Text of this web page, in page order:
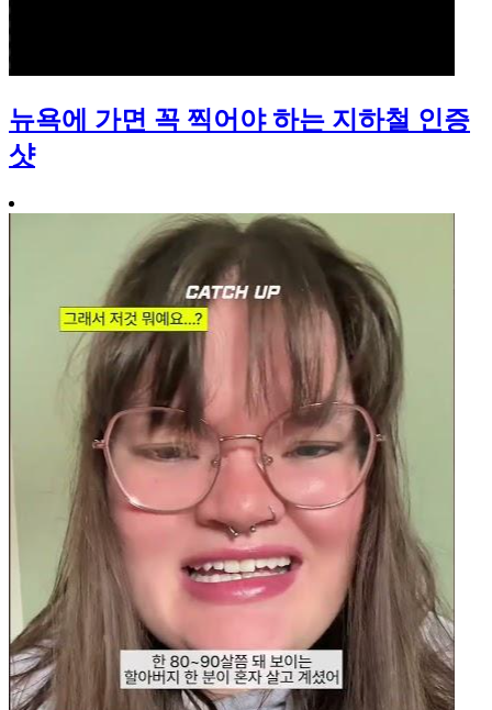
뉴욕에 가면 꼭 찍어야 하는 지하철 인증
샷